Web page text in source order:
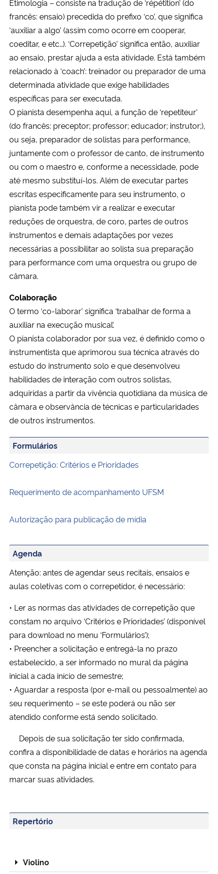
Ministério da Cidadania
Ministério da Saúde
Ministério de Minas e Energia
Ministério da Ciência, Tecnologia, Inovações e Comunicações
Ministério do Meio Ambiente
Ministério do Turismo
Ministério do Desenvolvimento Regional
Ministério da Mulher, da Família e dos Direitos Humanos
Secretaria-Geral
Secretaria de Governo
Banco Central do Brasil
Planalto
Etimologia – consiste na tradução de ‘répétition’ (do
francês: ensaio) precedida do prefixo ‘co’, que significa
‘auxiliar a algo’ (assim como ocorre em cooperar,
coeditar, e etc…). ‘Correpetição’ significa então, auxiliar
ao ensaio, prestar ajuda a esta atividade. Está também
relacionado à ‘coach’: treinador ou preparador de uma
determinada atividade que exige habilidades
específicas para ser executada.
O pianista desempenha aqui, a função de ‘repetiteur’
(do francês: preceptor; professor; educador; instrutor;),
ou seja, preparador de solistas para performance,
juntamente com o professor de canto, de instrumento
ou com o maestro e, conforme a necessidade, pode
até mesmo substituí-los. Além de executar partes
escritas especificamente para seu instrumento, o
pianista pode também vir a realizar e executar
reduções de orquestra, de coro, partes de outros
instrumentos e demais adaptações por vezes
necessárias a possibilitar ao solista sua preparação
para performance com uma orquestra ou grupo de
câmara.
Colaboração
O termo ‘co-laborar’ significa ‘trabalhar de forma a
auxiliar na execução musical’.
O pianista colaborador por sua vez, é definido como o
instrumentista que aprimorou sua técnica através do
estudo do instrumento solo e que desenvolveu
habilidades de interação com outros solistas,
adquiridas a partir da vivência quotidiana da música de
câmara e observância de técnicas e particularidades
de outros instrumentos.
Formulários
Correpetição: Critérios e Prioridades
Requerimento de acompanhamento UFSM
Autorização para publicação de mídia
Agenda
Atenção: antes de agendar seus recitais, ensaios e
aulas coletivas com o correpetidor, é necessário:
• Ler as normas das atividades de correpetição que
constam no arquivo ‘Critérios e Prioridades’ (disponível
para download no menu ‘Formulários’);
• Preencher a solicitação e entregá-la no prazo
estabelecido, a ser informado no mural da página
inicial a cada início de semestre;
• Aguardar a resposta (por e-mail ou pessoalmente) ao
seu requerimento – se este poderá ou não ser
atendido conforme está sendo solicitado.
Depois de sua solicitação ter sido confirmada,
confira a disponibilidade de datas e horários na agenda
que consta na página inicial e entre em contato para
marcar suas atividades.
Repertório
Violino